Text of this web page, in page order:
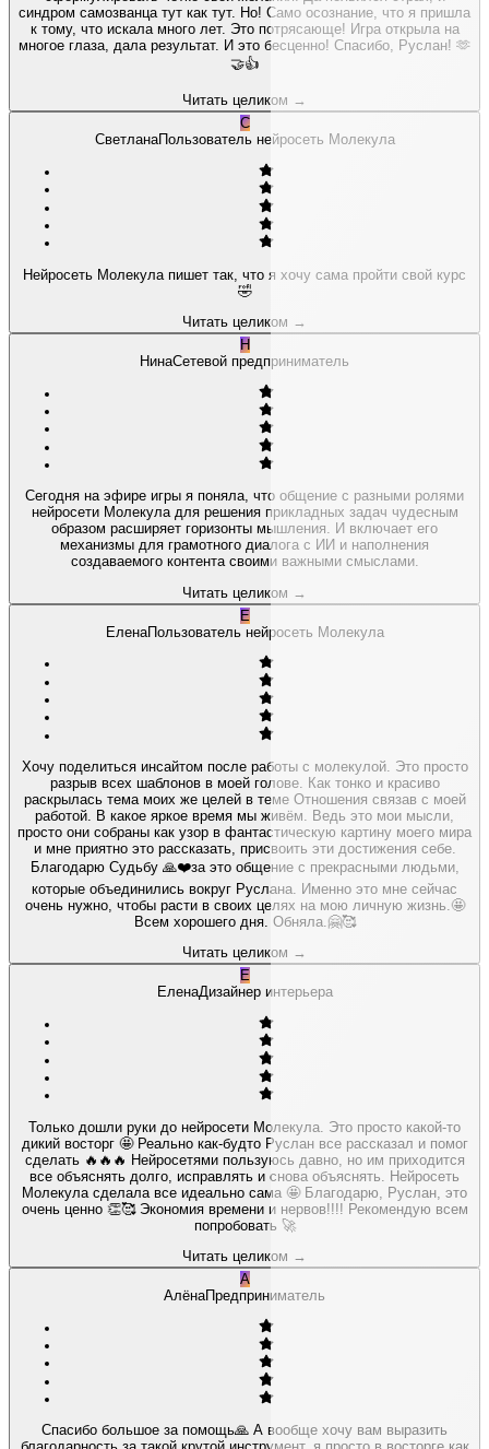
синдром самозванца тут как тут. Но! Само осознание, что я пришла
к тому, что искала много лет. Это потрясающе! Игра открыла на
многое глаза, дала результат. И это бесценно! Спасибо, Руслан! 🫶
🤝👍
Читать целиком →
С
СветланаПользователь нейросеть Молекула
Нейросеть Молекула пишет так, что я хочу сама пройти свой курс
🤣
Читать целиком →
Н
НинаСетевой предприниматель
Сегодня на эфире игры я поняла, что общение с разными ролями
нейросети Молекула для решения прикладных задач чудесным
образом расширяет горизонты мышления. И включает его
механизмы для грамотного диалога с ИИ и наполнения
создаваемого контента своими важными смыслами.
Читать целиком →
Е
ЕленаПользователь нейросеть Молекула
Хочу поделиться инсайтом после работы с молекулой. Это просто
разрыв всех шаблонов в моей голове. Как тонко и красиво
раскрылась тема моих же целей в теме Отношения связав с моей
работой. В какое яркое время мы живём. Ведь это мои мысли,
просто они собраны как узор в фантастическую картину моего мира
и мне приятно это рассказать, присвоить эти достижения себе.
Благодарю Судьбу 🙏❤️за это общение с прекрасными людьми,
которые объединились вокруг Руслана. Именно это мне сейчас
очень нужно, чтобы расти в своих целях на мою личную жизнь.🤩
Всем хорошего дня. Обняла.🤗🥰
Читать целиком →
Е
ЕленаДизайнер интерьера
Только дошли руки до нейросети Молекула. Это просто какой-то
дикий восторг 🤩 Реально как-будто Руслан все рассказал и помог
сделать 🔥🔥🔥 Нейросетями пользуюсь давно, но им приходится
все объяснять долго, исправлять и снова объяснять. Нейросеть
Молекула сделала все идеально сама 🤩 Благодарю, Руслан, это
очень ценно 👏🥰 Экономия времени и нервов!!!! Рекомендую всем
попробовать 🚀
Читать целиком →
А
АлёнаПредприниматель
Спасибо большое за помощь🙏 А вообще хочу вам выразить